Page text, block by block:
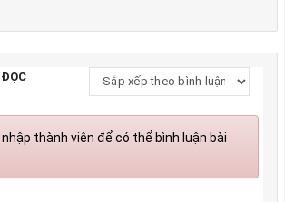
thành viên để có thể bình luận bài